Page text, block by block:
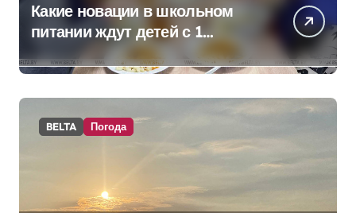
Какие новации в школьном
питании ждут детей с 1
сентября, рассказали в
правительстве
BELTA Погода